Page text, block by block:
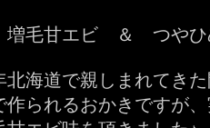
毛甘エビ ＆ つやひ
海道で親しまれてき
られるおかきですが